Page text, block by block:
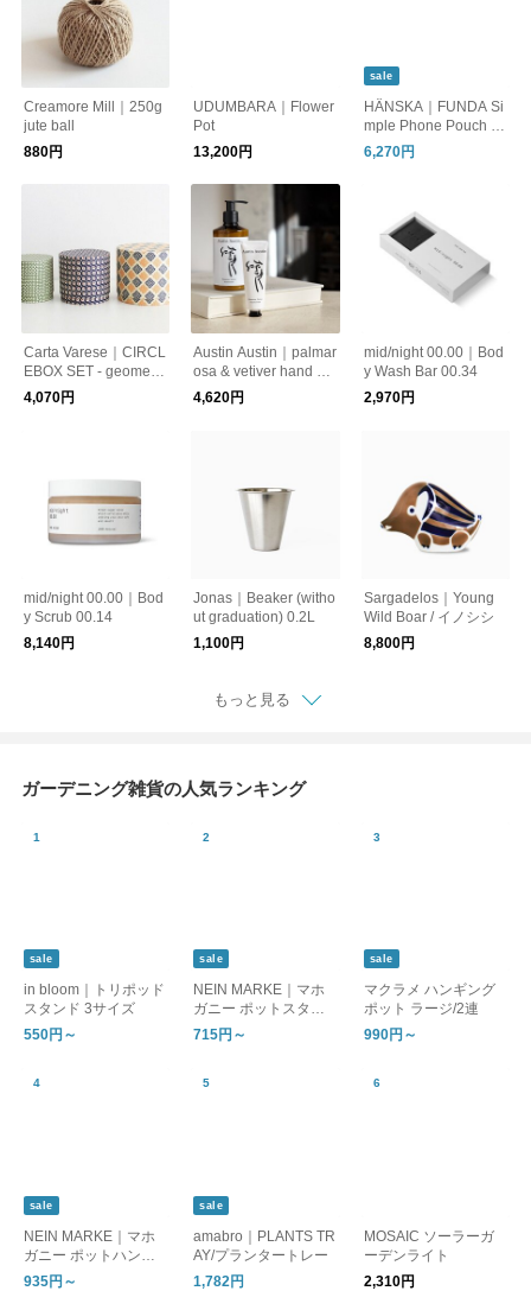
Creamore Mill｜250g
jute ball
880円
UDUMBARA｜Flower
Pot
13,200円
sale
HÄNSKA｜FUNDA Si
mple Phone Pouch M
esh
6,270円
Carta Varese｜CIRCL
EBOX SET - geometri
c pattern
4,070円
Austin Austin｜palmar
osa & vetiver hand cre
am 50ml
4,620円
mid/night 00.00｜Bod
y Wash Bar 00.34
2,970円
mid/night 00.00｜Bod
y Scrub 00.14
8,140円
Jonas｜Beaker (witho
ut graduation) 0.2L
1,100円
Sargadelos｜Young
Wild Boar / イノシシ
8,800円
もっと見る
ガーデニング雑貨の人気ランキング
sale
in bloom｜トリポッド
スタンド 3サイズ
550円～
sale
NEIN MARKE｜マホ
ガニー ポットスタン
ド4種
715円～
sale
マクラメ ハンギング
ポット ラージ/2連
990円～
sale
NEIN MARKE｜マホ
ガニー ポットハンギ
ング S/L
935円～
sale
amabro｜PLANTS TR
AY/プランタートレー
1,782円
MOSAIC ソーラーガ
ーデンライト
2,310円